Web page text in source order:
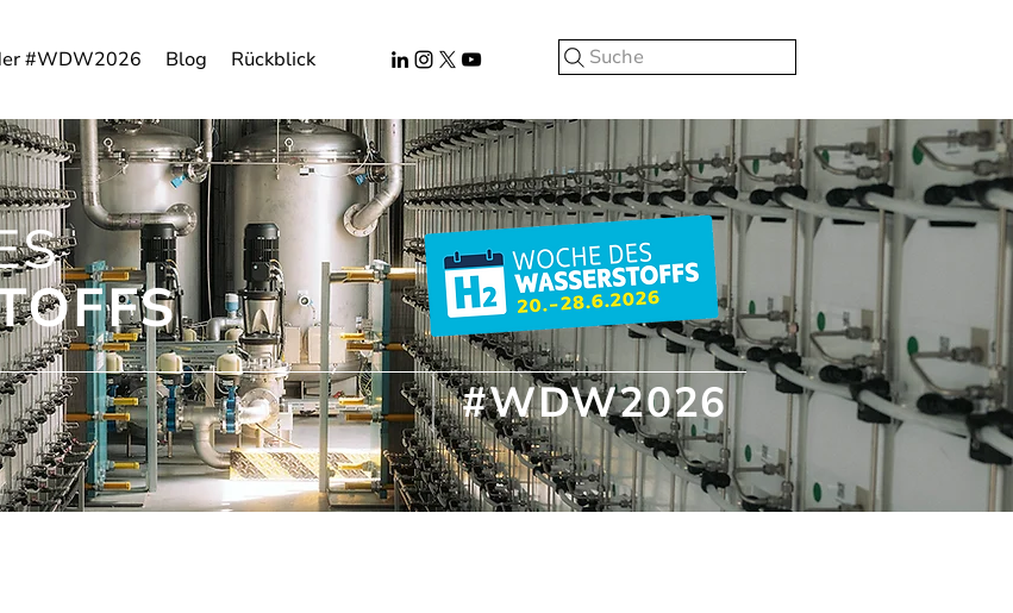
#WDW2026 Blog Rückblick Suche
#WDW2026